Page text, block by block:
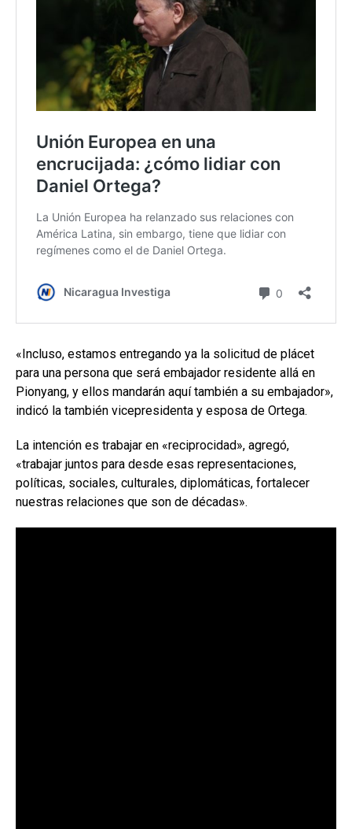
«Incluso, estamos entregando ya la solicitud de plácet
para una persona que será embajador residente allá en
Pionyang, y ellos mandarán aquí también a su embajador»,
indicó la también vicepresidenta y esposa de Ortega.
La intención es trabajar en «reciprocidad», agregó,
«trabajar juntos para desde esas representaciones,
políticas, sociales, culturales, diplomáticas, fortalecer
nuestras relaciones que son de décadas».